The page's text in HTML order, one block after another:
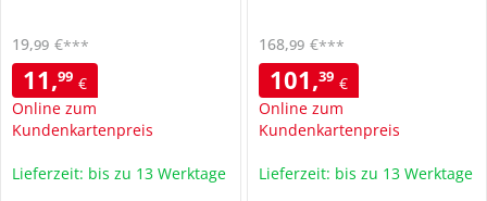
11,99 €
Online zum
Kundenkartenpreis
19,99 €***
Lieferzeit: bis zu 13 Werktage
101,39 €
Online zum
Kundenkartenpreis
168,99 €***
Lieferzeit: bis zu 13 Werktage